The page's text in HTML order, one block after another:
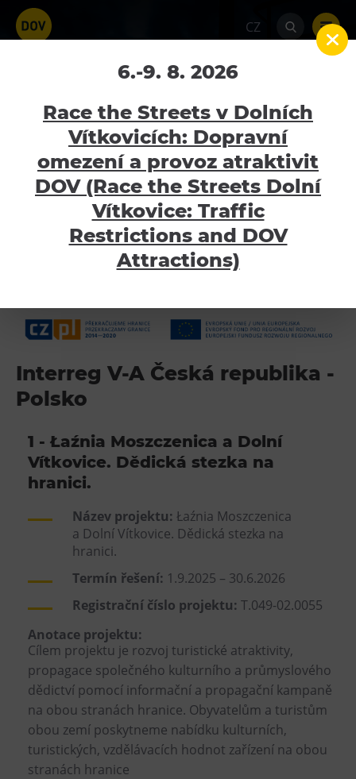
CZ
EU (Evropský sociální
fond, Operační program
Zaměstnanost); Úřad
práce
Atraktivity
Bolt Tower
Velký svět techniky
Malý svět techniky U6
Gong
Galerie Gong
Heligonka
HopJump
Národní zemědělské muzeum
Fajna Dilna
Dolní Vítkovice
Hornické muzeum
Občerstvení
Bolt Café
Kavárna Velký Svět techniky
L’Osteria
PECKA DOV
Restaurace VP ART
AKTUÁLNĚ ČERPANÉ DOTAČNÍ TITULY
PROJEKTY V UDRŽITELNOSTI
Interreg V-A Česká republika -
Polsko
1 - Łaźnia Moszczenica a Dolní
Vítkovice. Dědická stezka na
hranici.
Název projektu: Łaźnia Moszczenica
a Dolní Vítkovice. Dědická stezka na
hranici.
Termín řešení: 1.9.2025 – 30.6.2026
Registrační číslo projektu: T.049-02.0055
Anotace projektu:
Cílem projektu je rozvoj turistické atraktivity,
propagace společného kulturního a průmyslového
dědictví pomocí informační a propagační kampaně
na obou stranách hranice. Obyvatelům a turistům
obou zemí poskytneme nabídku kulturních,
turistických, vzdělávacích hodnot zařízení na obou
stranách hranice
6.-9. 8. 2026
Race the Streets v Dolních
Vítkovicích: Dopravní
omezení a provoz atraktivit
DOV (Race the Streets Dolní
Vítkovice: Traffic
Restrictions and DOV
Attractions)